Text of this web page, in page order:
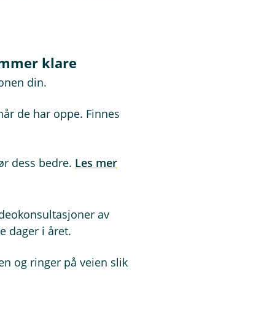
klare
din.
de har oppe. Finnes
dess bedre. Les mer
av
dager i året.
og ringer på veien slik